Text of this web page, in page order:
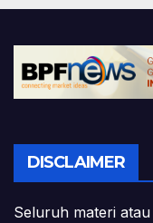
DISCLAIMER
Seluruh materi